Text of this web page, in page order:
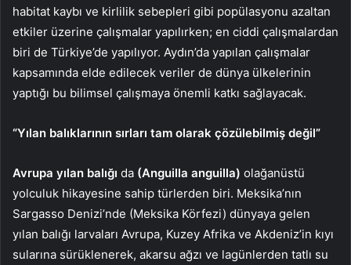
habitat kaybı ve kirlilik sebepleri gibi popülasyonu azaltan
etkiler üzerine çalışmalar yapılırken; en ciddi çalışmalardan
biri de Türkiye’de yapılıyor. Aydın’da yapılan çalışmalar
kapsamında elde edilecek veriler de dünya ülkelerinin
yaptığı bu bilimsel çalışmaya önemli katkı sağlayacak.
“Yılan balıklarının sırları tam olarak çözülebilmiş değil”
Avrupa yılan balığı da (Anguilla anguilla) olağanüstü
yolculuk hikayesine sahip türlerden biri. Meksika’nın
Sargasso Denizi’nde (Meksika Körfezi) dünyaya gelen
yılan balığı larvaları Avrupa, Kuzey Afrika ve Akdeniz’in kıyı
sularına sürüklenerek, akarsu ağzı ve lagünlerden tatlı su